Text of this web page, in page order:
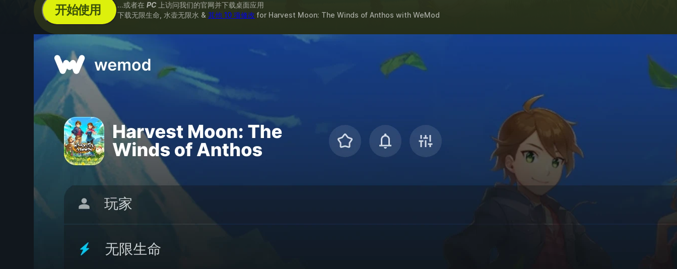
开始使用 ...或者在 PC上访问我们的官网并下载桌面应用
下载无限生命, 水壶无限水 & 其他 10 项修改 for Harvest Moon: The Winds of Anthos with WeMod